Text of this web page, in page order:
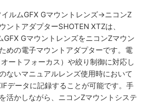
ルムGFX Gマウントレンズ→ニコンZ
ントアダプターSHOTEN XTZは、
GFX GマウントレンズをニコンZマウン
めの電子マウントアダプターです。電
ートフォーカス）や絞り制御に対応し
ないマニュアルレンズ使用時において
データに記録することが可能です。手
活かしながら、ニコンZマウントシステ